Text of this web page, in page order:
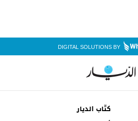
DIGITAL SOLUTIONS BY
كتّاب الديار